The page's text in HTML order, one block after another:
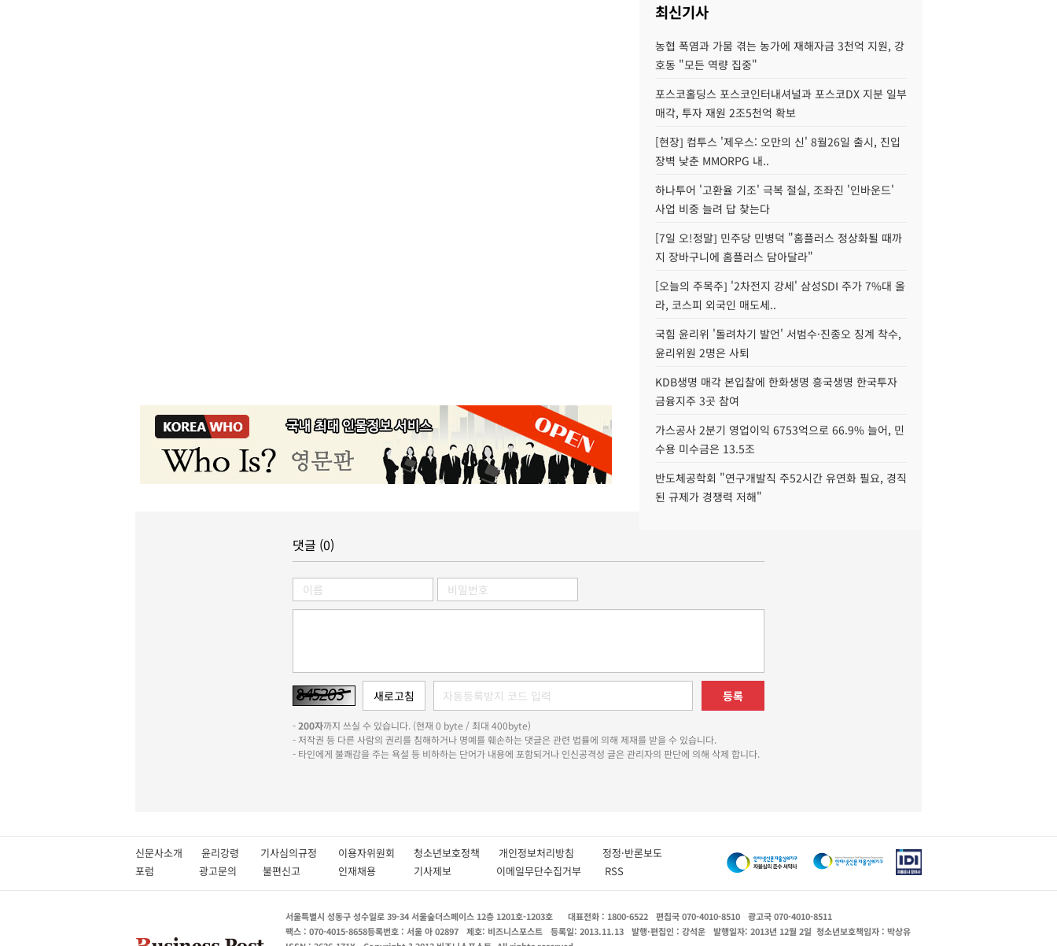
최신기사
농협 폭염과 가뭄 겪는 농가에 재해자금 3천억 지원, 강
호동 "모든 역량 집중"
포스코홀딩스 포스코인터내셔널과 포스코DX 지분 일부
매각, 투자 재원 2조5천억 확보
[현장] 컴투스 '제우스: 오만의 신' 8월26일 출시, 진입
장벽 낮춘 MMORPG 내..
하나투어 '고환율 기조' 극복 절실, 조좌진 '인바운드'
사업 비중 늘려 답 찾는다
[7일 오!정말] 민주당 민병덕 "홈플러스 정상화될 때까
지 장바구니에 홈플러스 담아달라"
[오늘의 주목주] '2차전지 강세' 삼성SDI 주가 7%대 올
라, 코스피 외국인 매도세..
국힘 윤리위 '돌려차기 발언' 서범수·진종오 징계 착수,
윤리위원 2명은 사퇴
KDB생명 매각 본입찰에 한화생명 흥국생명 한국투자
금융지주 3곳 참여
가스공사 2분기 영업이익 6753억으로 66.9% 늘어, 민
수용 미수금은 13.5조
반도체공학회 "연구개발직 주52시간 유연화 필요, 경직
된 규제가 경쟁력 저해"
댓글 (0)
등록
-200자까지 쓰실 수 있습니다. (현재 0 byte / 최대 400byte)
- 저작권 등 다른 사람의 권리를 침해하거나 명예를 훼손하는 댓글은 관련 법률에 의해 제재를 받을 수 있습니다.
- 타인에게 불쾌감을 주는 욕설 등 비하하는 단어가 내용에 포함되거나 인신공격성 글은 관리자의 판단에 의해 삭제 합니다.
신문사소개 윤리강령 기사심의규정 이용자위원회 청소년보호정책 개인정보처리방침 정정·반론보도
포럼
광고문의 불편신고 인재채용 기사제보 이메일무단수집거부 RSS
서울특별시 성동구 성수일로 39-34 서울숲더스페이스 12층 1201호-1203호 대표전화 : 1800-6522 편집국 070-4010-8510
광고국 070-4010-8511
팩스 : 070-4015-8658등록번호 : 서울 아 02897 제호: 비즈니스포스트 등록일: 2013.11.13 발행·편집인 : 강석운 발행일자: 2013년 12월 2일 청소년보호책임자 : 박상유